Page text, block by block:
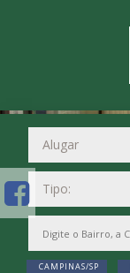
CAMPINAS/SP